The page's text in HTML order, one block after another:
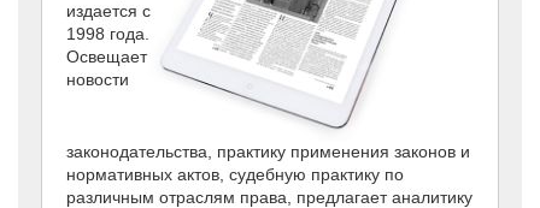
издается с
1998 года.
Освещает
новости
законодательства, практику применения законов и
нормативных актов, судебную практику по
различным отраслям права, предлагает аналитику